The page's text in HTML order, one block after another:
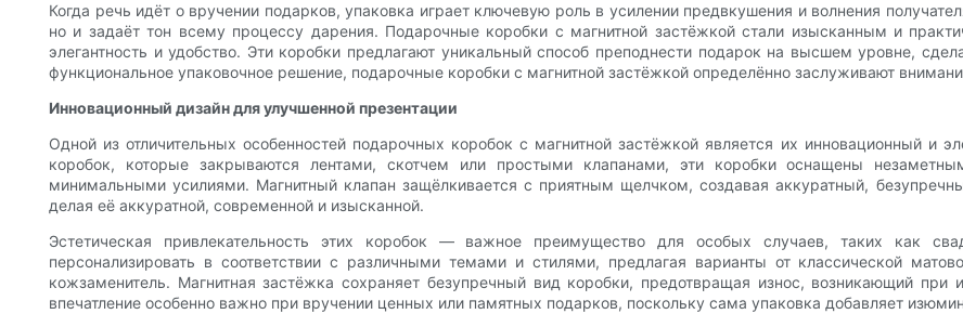
Когда речь идёт о вручении подарков, упаковка играет ключевую роль в усилении предвкушения и волнения
но и задаёт тон всему процессу дарения. Подарочные коробки с магнитной застёжкой стали изысканным и
элегантность и удобство. Эти коробки предлагают уникальный способ преподнести подарок на высшем уровне,
функциональное упаковочное решение, подарочные коробки с магнитной застёжкой определённо заслуживают
Инновационный дизайн для улучшенной презентации
Одной из отличительных особенностей подарочных коробок с магнитной застёжкой является их инновационный и
коробок, которые закрываются лентами, скотчем или простыми клапанами, эти коробки оснащены
минимальными усилиями. Магнитный клапан защёлкивается с приятным щелчком, создавая аккуратный,
делая её аккуратной, современной и изысканной.
Эстетическая привлекательность этих коробок — важное преимущество для особых случаев, таких как
персонализировать в соответствии с различными темами и стилями, предлагая варианты от классической
кожзаменитель. Магнитная застёжка сохраняет безупречный вид коробки, предотвращая износ, возникающий при
впечатление особенно важно при вручении ценных или памятных подарков, поскольку сама упаковка добавляет